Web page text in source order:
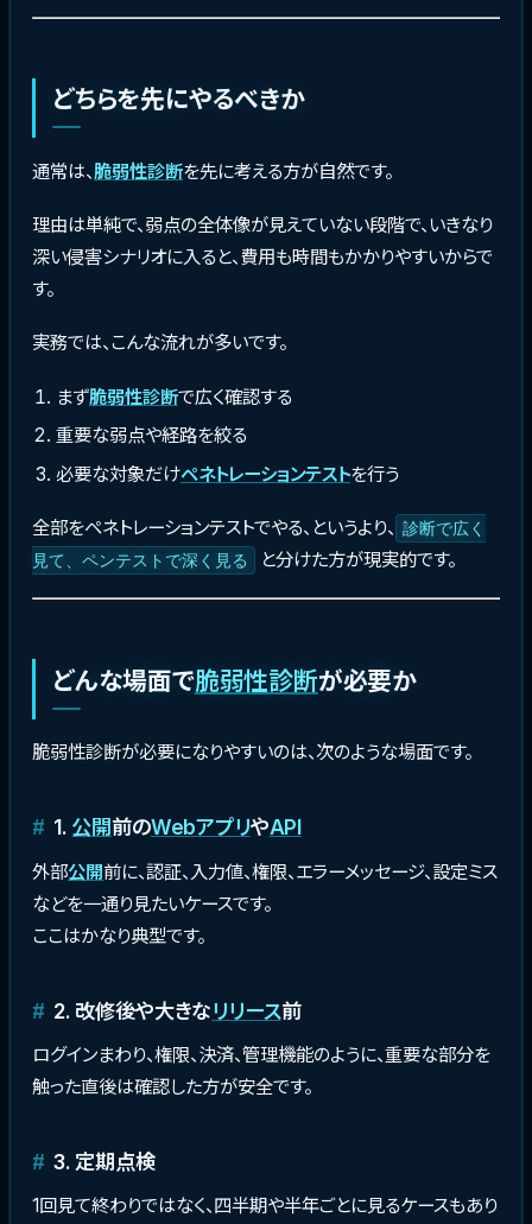
どちらを先にやるべきか
通常は、脆弱性診断を先に考える方が自然です。
理由は単純で、弱点の全体像が見えていない段階で、いきなり
深い侵害シナリオに入ると、費用も時間もかかりやすいからで
す。
実務では、こんな流れが多いです。
まず脆弱性診断で広く確認する
重要な弱点や経路を絞る
必要な対象だけペネトレーションテストを行う
全部をペネトレーションテストでやる、というより、 診断で広く
見て、ペンテストで深く見る
と分けた方が現実的です。
どんな場面で脆弱性診断が必要か
脆弱性診断が必要になりやすいのは、次のような場面です。
1. 公開前のWebアプリやAPI
外部公開前に、認証、入力値、権限、エラーメッセージ、設定ミス
などを一通り見たいケースです。
ここはかなり典型です。
2. 改修後や大きなリリース前
ログインまわり、権限、決済、管理機能のように、重要な部分を
触った直後は確認した方が安全です。
3. 定期点検
1回見て終わりではなく、四半期や半年ごとに見るケースもあり